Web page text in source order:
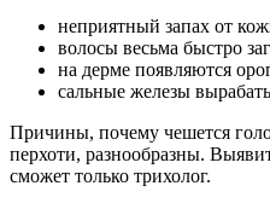
неприятный запах от
волосы весьма быстро
на дерме появляются
сальные железы
Причины, почему чешется
перхоти, разнообразны.
сможет только трихолог.